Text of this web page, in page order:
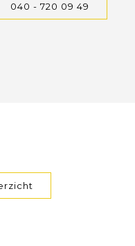
040 - 720 09 49